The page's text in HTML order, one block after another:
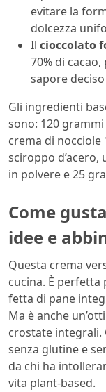
evitare la
dolcezza
Il cioccolato
70% di
sapore
Gli ingredienti
sono: 120
crema di nocciole
sciroppo d’acero,
in polvere e 25
Come
idee e
Questa crema
cucina. È perfetta
fetta di pane
Ma è anche
crostate integrali.
senza glutine e
da chi ha
vita plant-based.